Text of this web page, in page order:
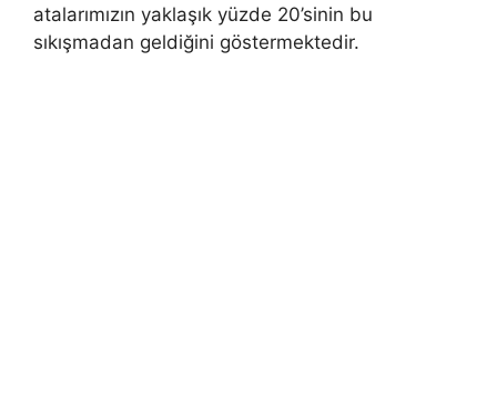
atalarımızın yaklaşık yüzde 20’sinin bu
sıkışmadan geldiğini göstermektedir.